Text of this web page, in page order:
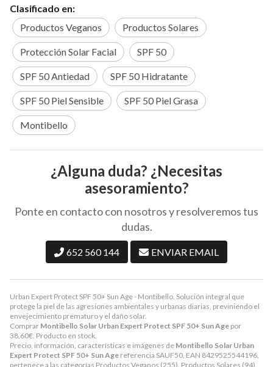
Urban Expert Protect SPF 50+ Sun Age - Montibello. Solución integral que
protege la piel de las agresiones ambientales y urbanas diarias, previniendo el
envejecimiento prematuro y el daño solar.
Comprar Montibello Solar Urban Expert Protect SPF 50+ Sun Age por
38,60€ . Producto en stock.
Precio, información, características e imágenes de Montibello Solar Urban
Expert Protect SPF 50+ Sun Age referencia SAUF50, EAN 8429525544196,
pertenece a las categorías Productos Veganos (255), Productos Solares (94),
Clasificado en:
Productos Veganos
Productos Solares
Protección Solar Facial SPF 50
SPF 50 Antiedad SPF 50 Hidratante
SPF 50 Piel Sensible SPF 50 Piel Grasa
Montibello
¿Alguna duda? ¿Necesitas
asesoramiento?
Ponte en contacto con nosotros y resolveremos tus
dudas.
652 560 144 ENVIAR EMAIL